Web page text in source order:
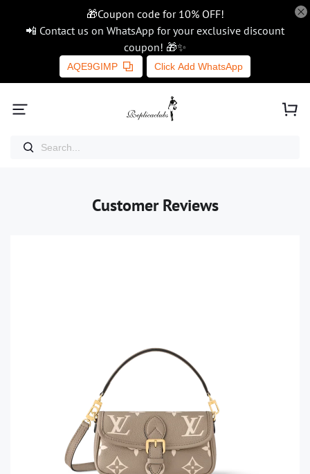
🎁Coupon code for 10% OFF!
📲 Contact us on WhatsApp for your exclusive discount
coupon! 🎁✨
AQE9GIMP Click Add WhatsApp
Customer Reviews